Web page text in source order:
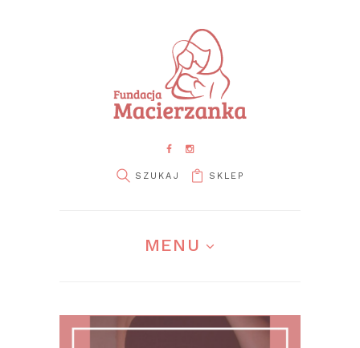
SKLEP
MENU